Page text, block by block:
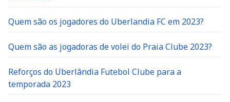
Quem são os jogadores do Uberlandia FC em 2023?
Quem são as jogadoras de volei do Praia Clube 2023?
Reforços do Uberlândia Futebol Clube para a
temporada 2023